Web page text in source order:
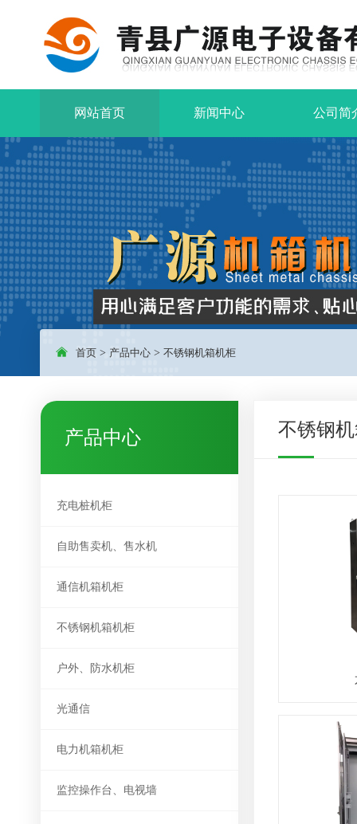
网站首页 新闻中心 公司简
首页 > 产品中心 > 不锈钢机箱机柜
产品中心
充电桩机柜
自助售卖机、售水机
通信机箱机柜
不锈钢机箱机柜
户外、防水机柜
光通信
电力机箱机柜
监控操作台、电视墙
不锈钢